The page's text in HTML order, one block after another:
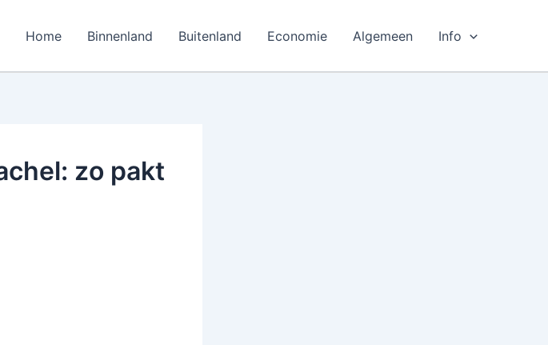
Home Binnenland Buitenland Economie Algemeen Info
zo pakt